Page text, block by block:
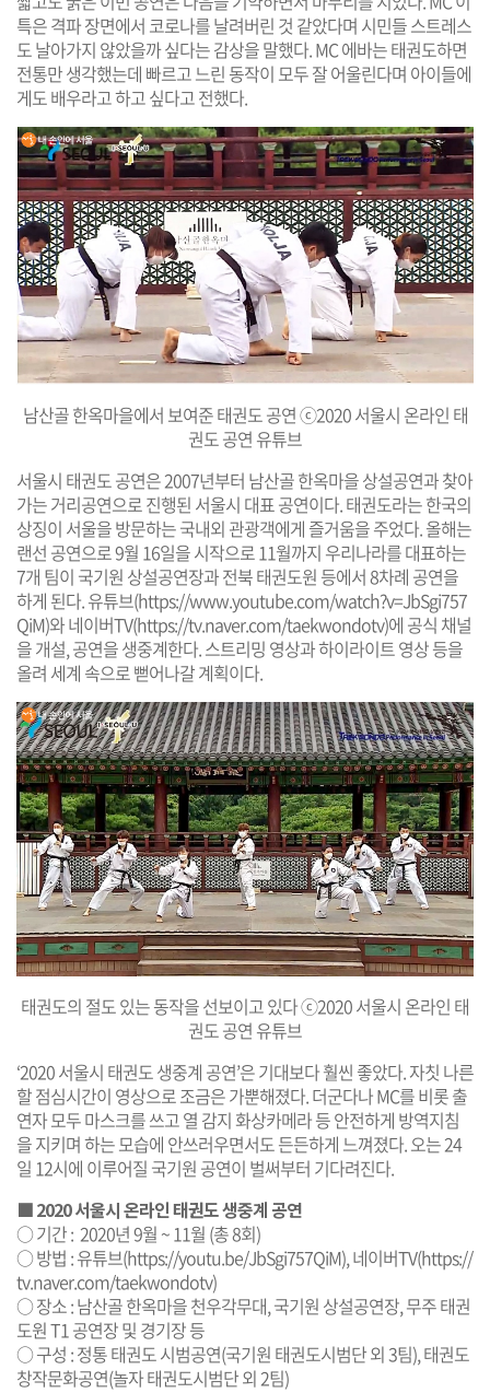
특은 격파 장면에서 코로나를 날려버린 것 같았다며 시민들 스트레스
도 날아가지 않았을까 싶다는 감상을 말했다. MC 에바는 태권도하면
전통만 생각했는데 빠르고 느린 동작이 모두 잘 어울린다며 아이들에
게도 배우라고 하고 싶다고 전했다.
남산골 한옥마을에서 보여준 태권도 공연 ⓒ2020 서울시 온라인 태
권도 공연 유튜브
서울시 태권도 공연은 2007년부터 남산골 한옥마을 상설공연과 찾아
가는 거리공연으로 진행된 서울시 대표 공연이다. 태권도라는 한국의
상징이 서울을 방문하는 국내외 관광객에게 즐거움을 주었다. 올해는
랜선 공연으로 9월 16일을 시작으로 11월까지 우리나라를 대표하는
7개 팀이 국기원 상설공연장과 전북 태권도원 등에서 8차례 공연을
하게 된다. 유튜브(https://www.youtube.com/watch?v=JbSgi757
QiM)와 네이버TV(https://tv.naver.com/taekwondotv)에 공식 채널
을 개설, 공연을 생중계한다. 스트리밍 영상과 하이라이트 영상 등을
올려 세계 속으로 뻗어나갈 계획이다.
태권도의 절도 있는 동작을 선보이고 있다 ⓒ2020 서울시 온라인 태
권도 공연 유튜브
‘2020 서울시 태권도 생중계 공연’은 기대보다 훨씬 좋았다. 자칫 나른
할 점심시간이 영상으로 조금은 가뿐해졌다. 더군다나 MC를 비롯 출
연자 모두 마스크를 쓰고 열 감지 화상카메라 등 안전하게 방역지침
을 지키며 하는 모습에 안쓰러우면서도 든든하게 느껴졌다. 오는 24
일 12시에 이루어질 국기원 공연이 벌써부터 기다려진다.
■ 2020 서울시 온라인 태권도 생중계 공연
○ 기간 : 2020년 9월 ~ 11월 (총 8회)
○ 방법 : 유튜브(https://youtu.be/JbSgi757QiM), 네이버TV(https://
tv.naver.com/taekwondotv)
○ 장소 : 남산골 한옥마을 천우각무대, 국기원 상설공연장, 무주 태권
도원 T1 공연장 및 경기장 등
○ 구성 : 정통 태권도 시범공연(국기원 태권도시범단 외 3팀), 태권도
창작문화공연(놀자 태권도시범단 외 2팀)